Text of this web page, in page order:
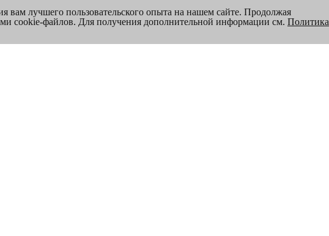
вам лучшего пользовательского опыта на нашем сайте. Продолжая
cookie-файлов. Для получения дополнительной информации см. Политика